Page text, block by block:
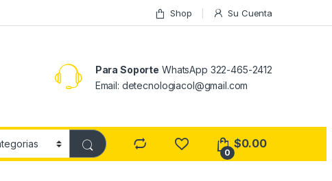
Shop Su Cuenta
Para Soporte WhatsApp 322-465-2412
Email: detecnologiacol@gmail.com
0
$0.00